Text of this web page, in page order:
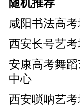
随机推荐
咸阳书法高
西安长号艺
安康高考舞
中心
西安唢呐艺